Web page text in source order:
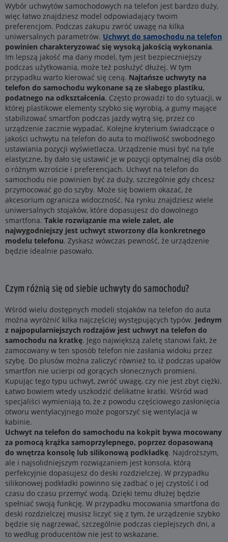
Wybór uchwytów samochodowych na telefon jest bardzo duży,
więc łatwo znajdziesz model odpowiadający twoim
preferencjom. Podczas zakupu zwróć uwagę na kilka
uniwersalnych parametrów. Uchwyt do samochodu na telefon
powinien charakteryzować się wysoką jakością wykonania.
Im lepszą jakość ma dany model, tym jest bezpieczniejszy
podczas użytkowania, może też posłużyć dłużej. W tym
przypadku warto kierować się ceną. Najtańsze uchwyty na
telefon do samochodu wykonane są ze słabego plastiku,
podatnego na odkształcenia. Często prowadzi to do sytuacji, w
której plastikowe elementy szybko się wyrobią, a gumy mające
stabilizować smartfon podczas jazdy wytrą się, przez co
urządzenie zacznie wypadać. Kolejne kryterium świadczące o
jakości uchwytu na telefon do auta to możliwość swobodnego
ustawiania pozycji wyświetlacza. Urządzenie musi być na tyle
elastyczne, by dało się ustawić je w pozycji optymalnej dla osób
o różnym wzroście i preferencjach. Uchwyt na telefon do
samochodu nie powinien być za duży, szczególnie gdy chcesz
przymocować go do szyby. Może się bowiem okazać, że
akcesorium ogranicza widoczność. Na rynku znajdziesz wiele
uniwersalnych stojaków, które dopasujesz do dowolnego
smartfona. Takie rozwiązanie ma wiele zalet, ale
najwygodniejszy jest uchwyt stworzony dla konkretnego
modelu telefonu. Zyskasz wówczas pewność, że urządzenie
będzie idealnie pasowało.
Czym różnią się od siebie uchwyty do samochodu?
Wśród wielu dostępnych modeli stojaków na telefon do auta
można wyróżnić kilka najczęściej występujących typów. Jednym
z najpopularniejszych rodzajów jest uchwyt na telefon do
samochodu na kratkę. Jego największą zaletę stanowi fakt, że
zamocowany w ten sposób telefon nie zasłania widoku przez
szybę. Do plusów można zaliczyć również to, iż podczas upałów
smartfon nie ucierpi od gorących słonecznych promieni.
Kupując tego typu uchwyt, zwróć uwagę, czy nie jest zbyt ciężki.
Łatwo bowiem wtedy uszkodzić delikatne kratki. Wśród wad
specjaliści wymieniają to, że z powodu częściowego zasłonięcia
otworu wentylacyjnego może pogorszyć się wentylacja w
kabinie.
Uchwyt na telefon do samochodu na kokpit bywa mocowany
za pomocą krążka samoprzylepnego, poprzez dopasowaną
do wnętrza konsolę lub silikonową podkładkę. Najdroższym,
ale i najsolidniejszym rozwiązaniem jest konsola, którą
perfekcyjnie dopasujesz do deski rozdzielczej. W przypadku
silikonowej podkładki powinno się zadbać o jej czystość i od
czasu do czasu przemyć wodą. Dzięki temu dłużej będzie
spełniać swoją funkcję. W przypadku mocowania smartfona do
deski rozdzielczej musisz liczyć się z tym, że urządzenie szybko
będzie się nagrzewać, szczególnie podczas cieplejszych dni, a
to według producentów nie jest to wskazane.